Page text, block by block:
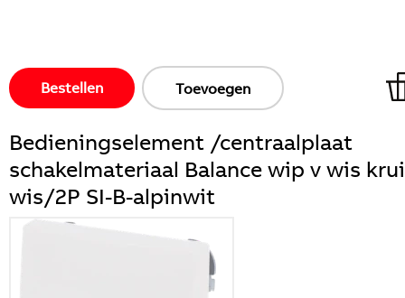
Bestellen Toevoegen
Bedieningselement /centraalplaat
schakelmateriaal Balance wip v wis
wis/2P SI-B-alpinwit